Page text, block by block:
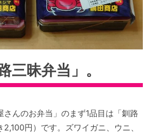
三昧弁当」。
さんのお弁当」のまず1品目は「釧路
円）です。ズワイガニ、ウニ、